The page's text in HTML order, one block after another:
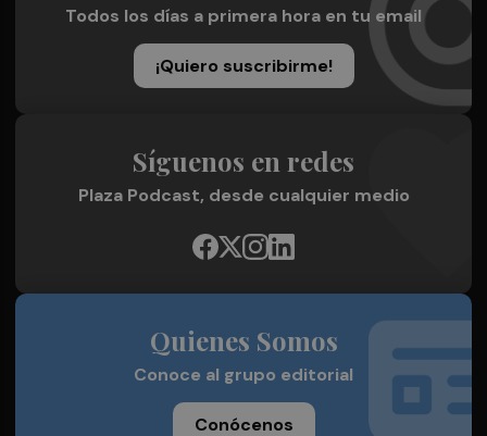
Todos los días a primera hora en tu email
¡Quiero suscribirme!
Síguenos en redes
Plaza Podcast, desde cualquier medio
Quienes Somos
Conoce al grupo editorial
Conócenos